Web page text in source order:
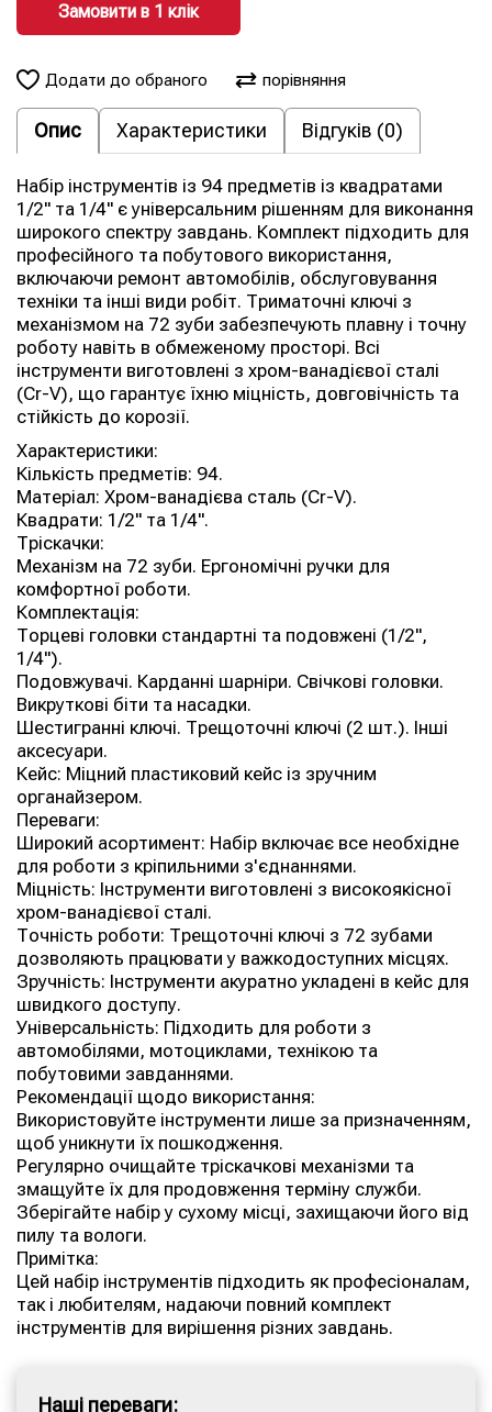
Замовити в 1 клiк
Додати до обраного порівняння
Опис Характеристики Відгуків (0)
Набір інструментів із 94 предметів із квадратами
1/2" та 1/4" є універсальним рішенням для виконання
широкого спектру завдань. Комплект підходить для
професійного та побутового використання,
включаючи ремонт автомобілів, обслуговування
техніки та інші види робіт. Триматочні ключі з
механізмом на 72 зуби забезпечують плавну і точну
роботу навіть в обмеженому просторі. Всі
інструменти виготовлені з хром-ванадієвої сталі
(Cr-V), що гарантує їхню міцність, довговічність та
стійкість до корозії.
Характеристики:
Кількість предметів: 94.
Матеріал: Хром-ванадієва сталь (Cr-V).
Квадрати: 1/2" та 1/4".
Тріскачки:
Механізм на 72 зуби. Ергономічні ручки для
комфортної роботи.
Комплектація:
Торцеві головки стандартні та подовжені (1/2",
1/4").
Подовжувачі. Карданні шарніри. Свічкові головки.
Викруткові біти та насадки.
Шестигранні ключі. Трещоточні ключі (2 шт.). Інші
аксесуари.
Кейс: Міцний пластиковий кейс із зручним
органайзером.
Переваги:
Широкий асортимент: Набір включає все необхідне
для роботи з кріпильними з'єднаннями.
Міцність: Інструменти виготовлені з високоякісної
хром-ванадієвої сталі.
Точність роботи: Трещоточні ключі з 72 зубами
дозволяють працювати у важкодоступних місцях.
Зручність: Інструменти акуратно укладені в кейс для
швидкого доступу.
Універсальність: Підходить для роботи з
автомобілями, мотоциклами, технікою та
побутовими завданнями.
Рекомендації щодо використання:
Використовуйте інструменти лише за призначенням,
щоб уникнути їх пошкодження.
Регулярно очищайте тріскачкові механізми та
змащуйте їх для продовження терміну служби.
Зберігайте набір у сухому місці, захищаючи його від
пилу та вологи.
Примітка:
Цей набір інструментів підходить як професіоналам,
так і любителям, надаючи повний комплект
інструментів для вирішення різних завдань.
Наші переваги: